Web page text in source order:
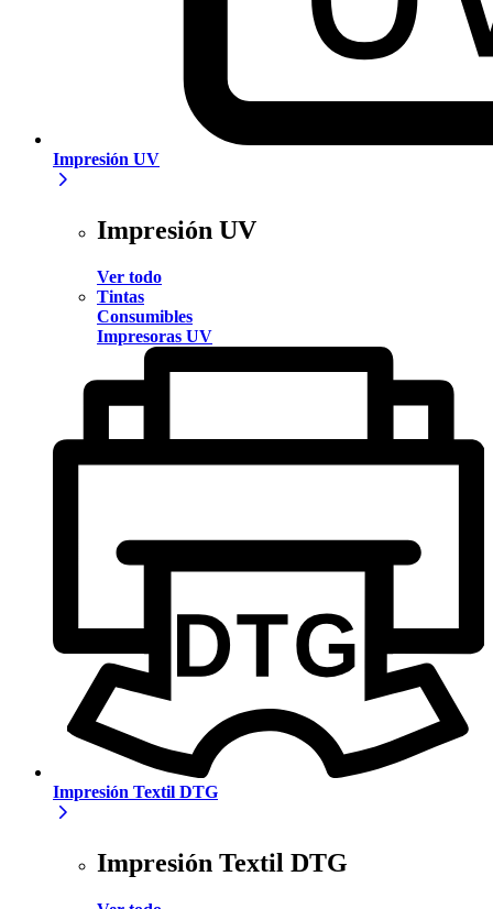
Impresión UV
Impresión UV
Ver todo
Tintas
Consumibles
Impresoras UV
Impresión Textil DTG
Impresión Textil DTG